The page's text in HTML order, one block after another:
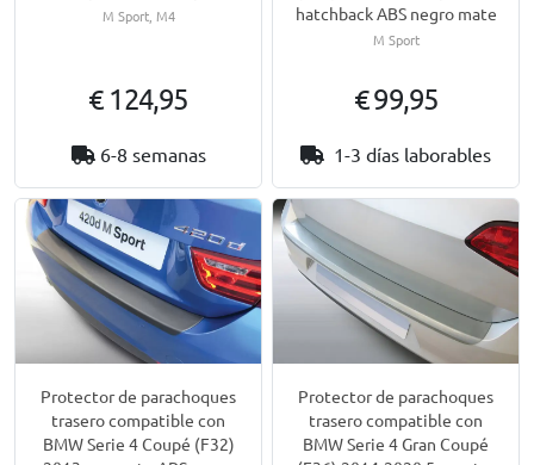
M Sport, M4
€ 124,95
6-8 semanas
hatchback ABS negro mate
M Sport
€ 99,95
1-3 días laborables
Protector de parachoques
trasero compatible con
BMW Serie 4 Coupé (F32)
Protector de parachoques
trasero compatible con
BMW Serie 4 Gran Coupé